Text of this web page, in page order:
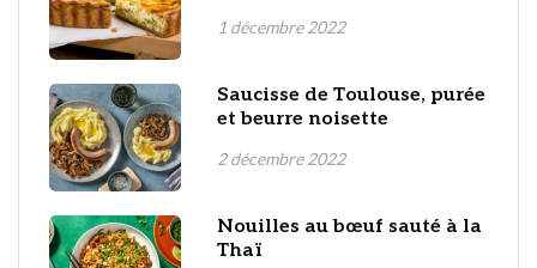
1 décembre 2022
Saucisse de Toulouse, purée
et beurre noisette
2 décembre 2022
Nouilles au bœuf sauté à la
Thaï